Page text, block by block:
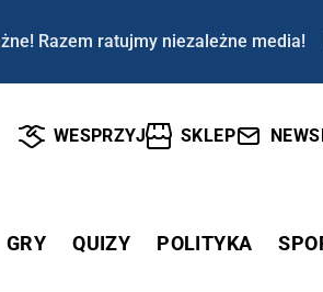
Razem ratujmy niezależne media!
WESPRZYJ SKLEP
GRY QUIZY POLITYKA